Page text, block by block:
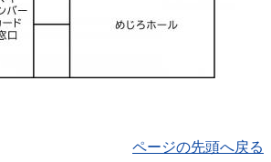
ページの先頭へ戻る